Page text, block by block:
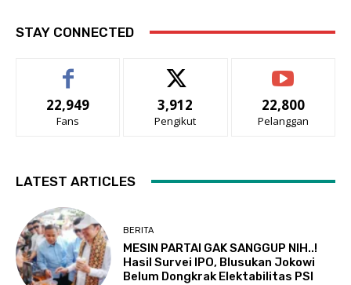
STAY CONNECTED
22,949
Fans
3,912
Pengikut
22,800
Pelanggan
LATEST ARTICLES
BERITA
MESIN PARTAI GAK SANGGUP NIH..!
Hasil Survei IPO, Blusukan Jokowi
Belum Dongkrak Elektabilitas PSI